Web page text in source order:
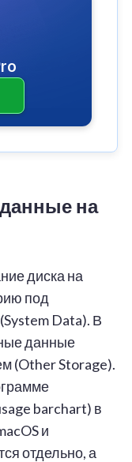
на
диска на
под
Data). В
данные
(Other Storage).
barchart) в
и
отдельно, а